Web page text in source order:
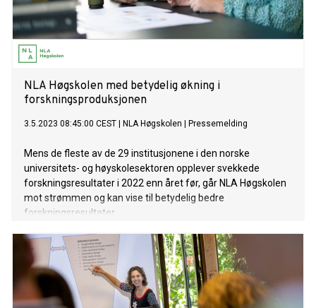
NLA Høgskolen med betydelig økning i
forskningsproduksjonen
3.5.2023 08:45:00 CEST NLA Høgskolen Pressemelding
Mens de fleste av de 29 institusjonene i den norske
universitets- og høyskolesektoren opplever svekkede
forskningsresultater i 2022 enn året før, går NLA Høgskolen
mot strømmen og kan vise til betydelig bedre
forskningsresultater.